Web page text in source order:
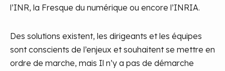
l’INR, la Fresque du numérique ou encore l’INRIA.
Des solutions existent, les dirigeants et les équipes
sont conscients de l’enjeux et souhaitent se mettre en
ordre de marche, mais Il n’y a pas de démarche